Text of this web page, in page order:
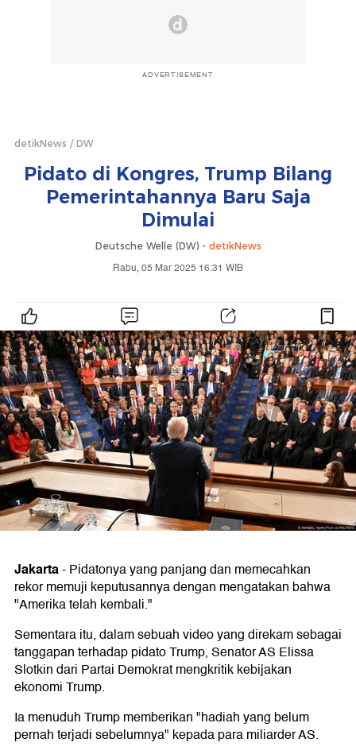
ADVERTISEMENT
detikNews DW
Pidato di Kongres, Trump Bilang
Pemerintahannya Baru Saja
Dimulai
Deutsche Welle (DW) - detikNews
Rabu, 05 Mar 2025 16:31 WIB
Jakarta-Pidatonya yang panjang dan memecahkan
rekor memuji keputusannya dengan mengatakan bahwa
"Amerika telah kembali."
Sementara itu, dalam sebuah video yang direkam sebagai
tanggapan terhadap pidato Trump, Senator AS Elissa
Slotkin dari Partai Demokrat mengkritik kebijakan
ekonomi Trump.
Ia menuduh Trump memberikan "hadiah yang belum
pernah terjadi sebelumnya" kepada para miliarder AS.